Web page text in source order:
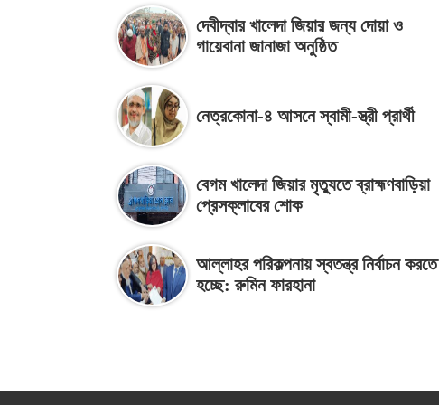
দেবীদ্বার খালেদা জিয়ার জন্য দোয়া ও
গায়েবানা জানাজা অনুষ্ঠিত
নেত্রকোনা-৪ আসনে স্বামী-স্ত্রী প্রার্থী
বেগম খালেদা জিয়ার মৃত্যুতে ব্রাহ্মণবাড়িয়া
প্রেসক্লাবের শোক
আল্লাহর পরিকল্পনায় স্বতন্ত্র নির্বাচন করতে
হচ্ছে: রুমিন ফারহানা